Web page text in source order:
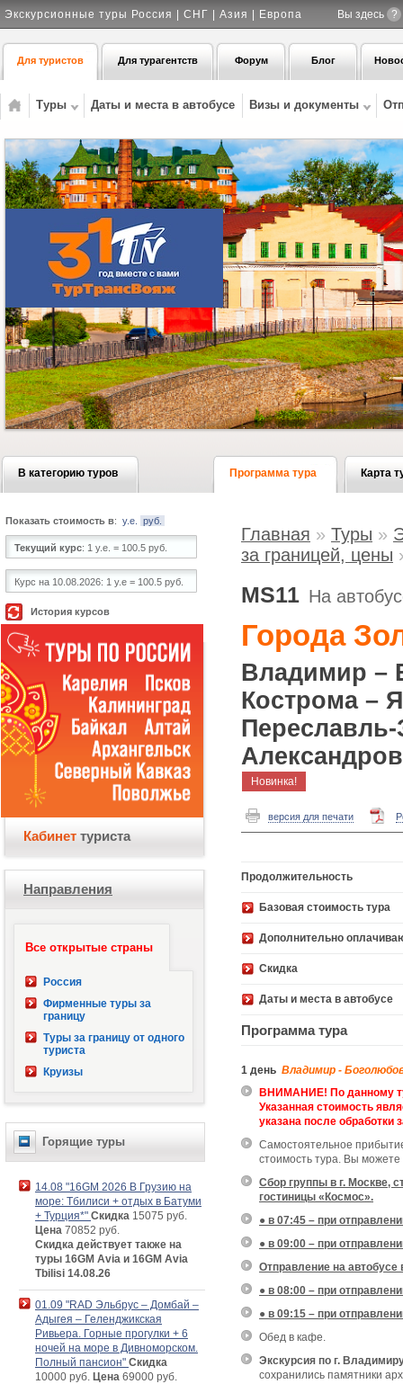
Экскурсионные туры Россия | СНГ | Азия | Европа Вы здесь ?
Для туристов Для турагентств Форум Блог
Туры Даты и места в автобусе Визы и документы
В категорию туров Программа тура Карта
Главная » Туры »
за границей, цены
MS11 На
Города
Владимир –
Кострома –
Александров
Новинка!
версия для печати
Продолжительность
Базовая стоимость
Дополнительно
Скидка
Даты и места в автобусе
Программа тура
1 день Владимир -
ВНИМАНИЕ! По данному
Указанная стоимость
указана после обработки
Самостоятельное
стоимость тура. Вы
Сбор группы в г. Москве,
гостиницы «Космос».
● в 07:45 – при
● в 09:00 – при
Отправление на автобусе
● в 08:00 – при
● в 09:15 – при
Обед в кафе.
Экскурсия по г.
сохранились памятники
Показать стоимость в: у.е. руб.
Текущий курс: 1 у.е. = 100.5 руб.
Курс на 10.08.2026: 1 у.е = 100.5 руб.
История курсов
Кабинет туриста
Направления
Все открытые страны
Россия
Фирменные туры за
границу
Туры за границу от одного
туриста
Круизы
Горящие туры
14.08 "16GM 2026 В Грузию на
море: Тбилиси + отдых в Батуми
+ Турция*" Скидка 15075 руб.
Цена 70852 руб.
Скидка действует также на
туры 16GM Avia и 16GM Avia
Tbilisi 14.08.26
01.09 "RAD Эльбрус – Домбай –
Адыгея – Геленджикская
Ривьера. Горные прогулки + 6
ночей на море в Дивноморском.
Полный пансион" Скидка
10000 руб. Цена 69000 руб.